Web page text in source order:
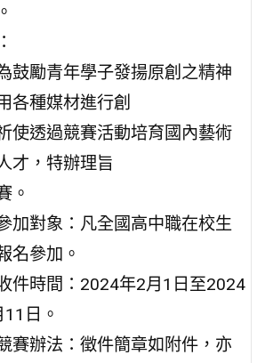
鼓勵青年學子發揚原創之精神
各種媒材進行創
使透過競賽活動培育國內藝術
才，特辦理旨
。
加對象：凡全國高中職在校生
名參加。
件時間：2024年2月1日至2024
日。
賽辦法：徵件簡章如附件，亦